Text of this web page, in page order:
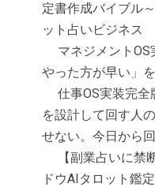
定書作成バイブル
ット占いビジネス
マネジメント
やった方が早い」
仕事OS実装完
を設計して回す人
せない。今日から
【副業占いに禁
ドウAIタロット鑑